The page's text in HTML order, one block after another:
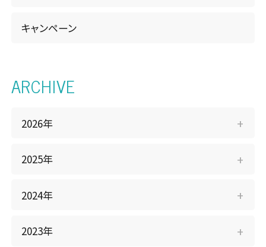
お問い合わせ
Clear25車検
キャンペーン
ARCHIVE
2026年
2025年
2024年
2023年